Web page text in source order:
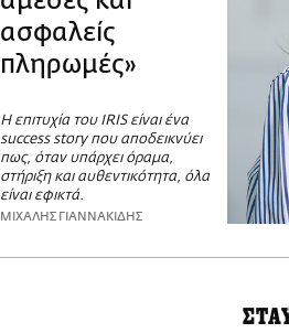
ασφαλείς
πληρωμές»
Η επιτυχία του IRIS είναι ένα
success story που αποδεικνύει
πως, όταν υπάρχει όραμα,
στήριξη και αυθεντικότητα, όλα
είναι εφικτά.
ΜΙΧΑΛΗΣ ΓΙΑΝΝΑΚΙΔΗΣ